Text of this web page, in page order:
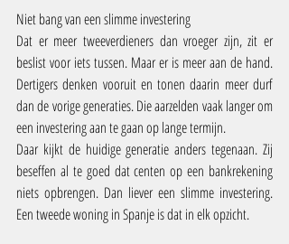
Niet bang van een slimme investering
Dat er meer tweeverdieners dan vroeger zijn, zit er
beslist voor iets tussen. Maar er is meer aan de hand.
Dertigers denken vooruit en tonen daarin meer durf
dan de vorige generaties. Die aarzelden vaak langer om
een investering aan te gaan op lange termijn.
Daar kijkt de huidige generatie anders tegenaan. Zij
beseffen al te goed dat centen op een bankrekening
niets opbrengen. Dan liever een slimme investering.
Een tweede woning in Spanje is dat in elk opzicht.